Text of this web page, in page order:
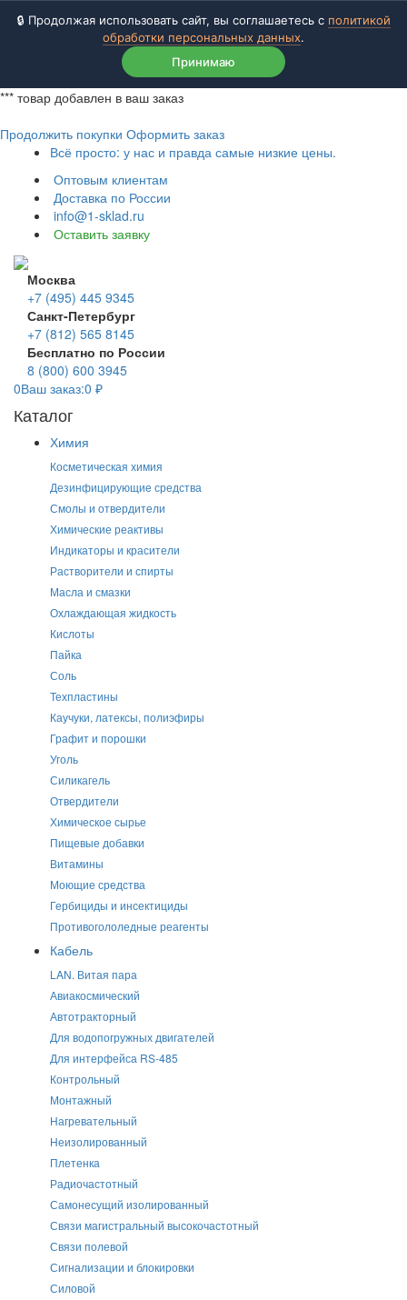
🔒 Продолжая использовать сайт, вы соглашаетесь с политикой
обработки персональных данных.
Принимаю
*** товар добавлен в ваш заказ
Продолжить покупки Оформить заказ
Всё просто: у нас и правда самые низкие цены.
Оптовым клиентам
Доставка по России
info@1-sklad.ru
Оставить заявку
Москва
+7 (495) 445 9345
Санкт-Петербург
+7 (812) 565 8145
Бесплатно по России
8 (800) 600 3945
0Ваш заказ:0 ₽
Каталог
Химия
Косметическая химия
Дезинфицирующие средства
Смолы и отвердители
Химические реактивы
Индикаторы и красители
Растворители и спирты
Масла и смазки
Охлаждающая жидкость
Кислоты
Пайка
Соль
Техпластины
Каучуки, латексы, полиэфиры
Графит и порошки
Уголь
Силикагель
Отвердители
Химическое сырье
Пищевые добавки
Витамины
Моющие средства
Гербициды и инсектициды
Противогололедные реагенты
Кабель
LAN. Витая пара
Авиакосмический
Автотракторный
Для водопогружных двигателей
Для интерфейса RS-485
Контрольный
Монтажный
Нагревательный
Неизолированный
Плетенка
Радиочастотный
Самонесущий изолированный
Связи магистральный высокочастотный
Связи полевой
Сигнализации и блокировки
Силовой